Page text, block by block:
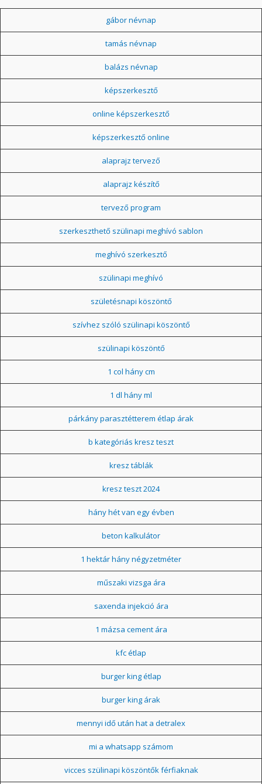
gábor névnap
tamás névnap
balázs névnap
képszerkesztő
online képszerkesztő
képszerkesztő online
alaprajz tervező
alaprajz készítő
tervező program
szerkeszthető szülinapi meghívó sablon
meghívó szerkesztő
szülinapi meghívó
születésnapi köszöntő
szívhez szóló szülinapi köszöntő
szülinapi köszöntő
1 col hány cm
1 dl hány ml
párkány parasztétterem étlap árak
b kategóriás kresz teszt
kresz táblák
kresz teszt 2024
hány hét van egy évben
beton kalkulátor
1 hektár hány négyzetméter
műszaki vizsga ára
saxenda injekció ára
1 mázsa cement ára
kfc étlap
burger king étlap
burger king árak
mennyi idő után hat a detralex
mi a whatsapp számom
vicces szülinapi köszöntők férfiaknak